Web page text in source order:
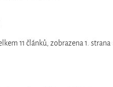
11 článků, zobrazena 1. strana